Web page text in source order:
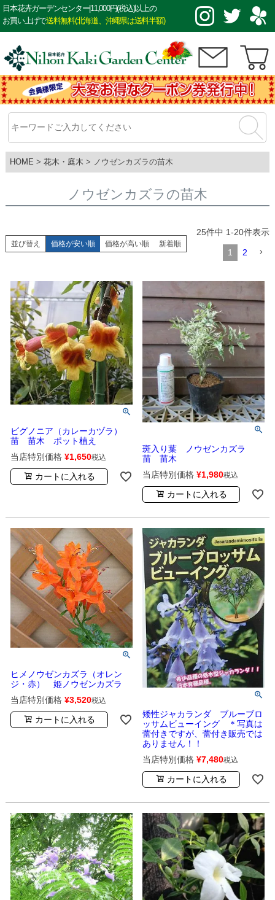
日本花卉ガーデンセンター|11,000円(税込)以上の
お買い上げで送料無料(北海道、沖縄県は送料半額)
HOME 花木・庭木 ノウゼンカズラの苗木
ノウゼンカズラの苗木
並び替え 価格が安い順 価格が高い順 新着順
25件中 1-20件表示
1 2
ビグノニア（カレーカヅラ）
苗 苗木 ポット植え
当店特別価格 ¥1,650税込
カートに入れる
斑入り葉 ノウゼンカズラ
苗 苗木
当店特別価格 ¥1,980税込
カートに入れる
ヒメノウゼンカズラ（オレン
ジ・赤） 姫ノウゼンカズラ
当店特別価格 ¥3,520税込
カートに入れる
矮性ジャカランダ ブルーブロ
ッサムビューイング ＊写真は
蕾付きですが、蕾付き販売では
ありません！！
当店特別価格 ¥7,480税込
カートに入れる